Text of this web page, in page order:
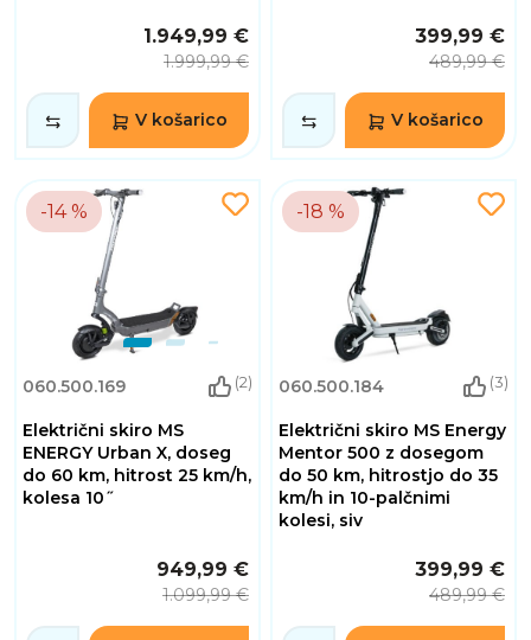
1.949,99 €
1.999,99 €
V košarico
399,99 €
489,99 €
V košarico
-14 %
060.500.169 (2)
Električni skiro MS
ENERGY Urban X, doseg
do 60 km, hitrost 25 km/h,
kolesa 10˝
949,99 €
1.099,99 €
-18 %
060.500.184 (3)
Električni skiro MS Energy
Mentor 500 z dosegom
do 50 km, hitrostjo do 35
km/h in 10-palčnimi
kolesi, siv
399,99 €
489,99 €